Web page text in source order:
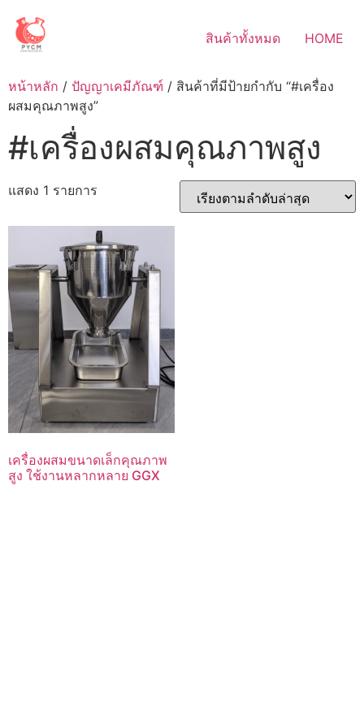
content
สินค้าทั้งหมด HOME
หน้าหลัก / ปัญญาเคมีภัณฑ์ / สินค้าที่มีป้ายกำกับ “#เครื่อง
ผสมคุณภาพสูง”
#เครื่องผสมคุณภาพสูง
แสดง 1 รายการ
เครื่องผสมขนาดเล็กคุณภาพ
สูง ใช้งานหลากหลาย GGX